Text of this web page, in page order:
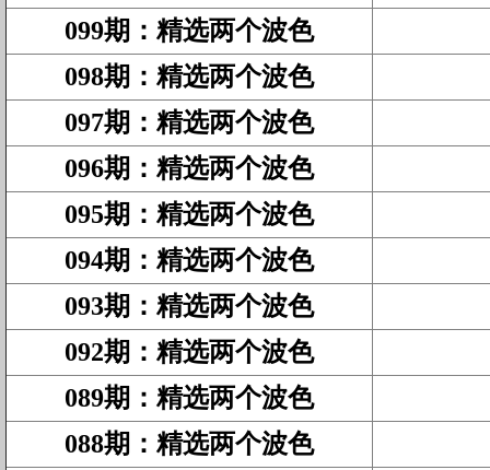
099期 ： 精选两个波色
098期 ： 精选两个波色
097期 ： 精选两个波色
096期 ： 精选两个波色
095期 ： 精选两个波色
094期 ： 精选两个波色
093期 ： 精选两个波色
092期 ： 精选两个波色
089期 ： 精选两个波色
088期 ： 精选两个波色